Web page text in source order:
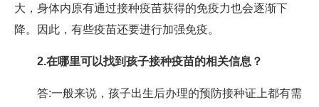
大，身体内原有通过接种疫苗获得的免疫力也会逐渐下
降。因此，有些疫苗还要进行加强免疫。
2.在哪里可以找到孩子接种疫苗的相关信息？
答:一般来说，孩子出生后办理的预防接种证上都有需